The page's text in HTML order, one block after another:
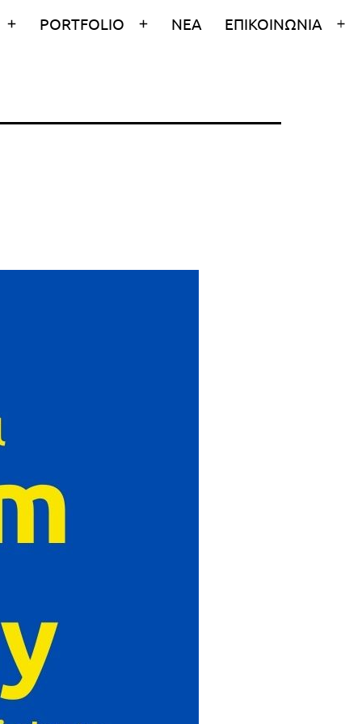
Άνοιγμα
PORTFOLIO
Άνοιγμα
ΝΕΑ ΕΠΙΚΟΙΝΩΝΙΑ